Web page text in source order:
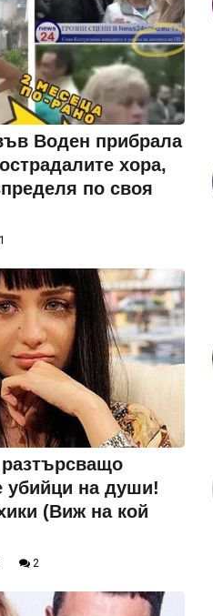
Воден прибрала
хора,
по своя
1
убийци на души!
(Виж на кой
2